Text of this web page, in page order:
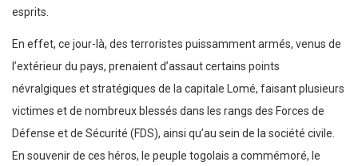
esprits.
En effet, ce jour-là, des terroristes puissamment armés, venus de
l’extérieur du pays, prenaient d’assaut certains points
névralgiques et stratégiques de la capitale Lomé, faisant plusieurs
victimes et de nombreux blessés dans les rangs des Forces de
Défense et de Sécurité (FDS), ainsi qu’au sein de la société civile.
En souvenir de ces héros, le peuple togolais a commémoré, le